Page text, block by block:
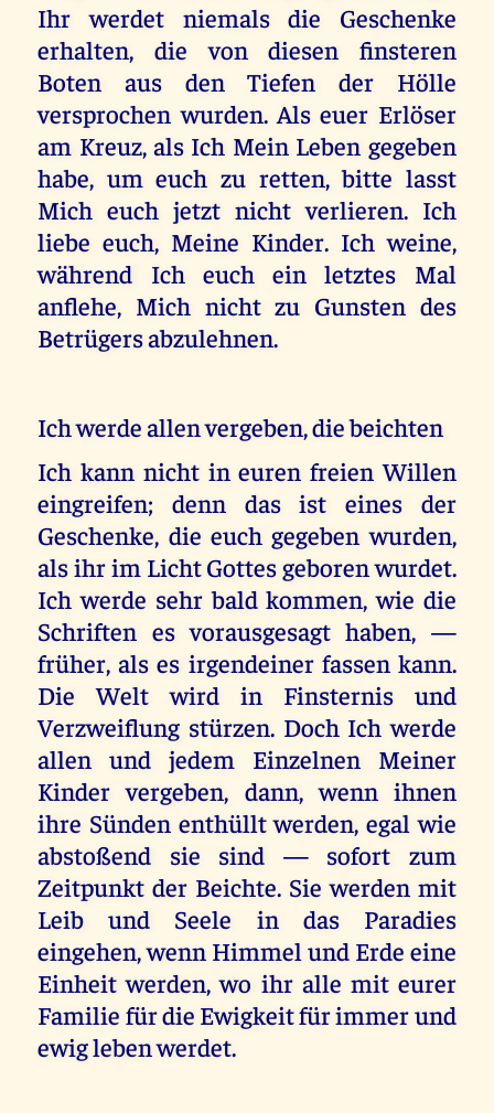
Ihr werdet niemals die Geschenke
erhalten, die von diesen finsteren
Boten aus den Tiefen der Hölle
versprochen wurden. Als euer Erlöser
am Kreuz, als Ich Mein Leben gegeben
habe, um euch zu retten, bitte lasst
Mich euch jetzt nicht verlieren. Ich
liebe euch, Meine Kinder. Ich weine,
während Ich euch ein letztes Mal
anflehe, Mich nicht zu Gunsten des
Betrügers abzulehnen.
Ich werde allen vergeben, die beichten
Ich kann nicht in euren freien Willen
eingreifen; denn das ist eines der
Geschenke, die euch gegeben wurden,
als ihr im Licht Gottes geboren wurdet.
Ich werde sehr bald kommen, wie die
Schriften es vorausgesagt haben, —
früher, als es irgendeiner fassen kann.
Die Welt wird in Finsternis und
Verzweiflung stürzen. Doch Ich werde
allen und jedem Einzelnen Meiner
Kinder vergeben, dann, wenn ihnen
ihre Sünden enthüllt werden, egal wie
abstoßend sie sind — sofort zum
Zeitpunkt der Beichte. Sie werden mit
Leib und Seele in das Paradies
eingehen, wenn Himmel und Erde eine
Einheit werden, wo ihr alle mit eurer
Familie für die Ewigkeit für immer und
ewig leben werdet.